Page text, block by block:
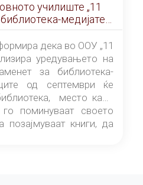
училиште „11
медијатека
дека во ООУ „11
уредувањето на
за библиотека-
од септември ќе
место каде
поминуваат своето
книги, да